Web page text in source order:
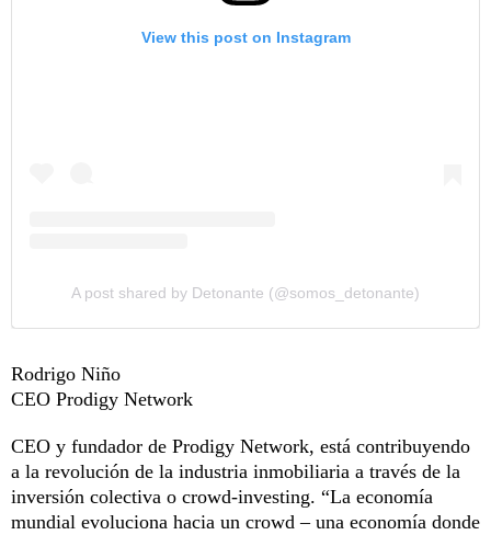
View this post on Instagram
A post shared by Detonante (@somos_detonante)
Rodrigo Niño
CEO Prodigy Network
CEO y fundador de Prodigy Network, está contribuyendo
a la revolución de la industria inmobiliaria a través de la
inversión colectiva o crowd-investing. “La economía
mundial evoluciona hacia un crowd – una economía donde